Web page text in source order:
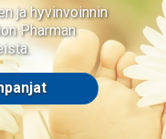
ja hyvinvoinnin
Pharman